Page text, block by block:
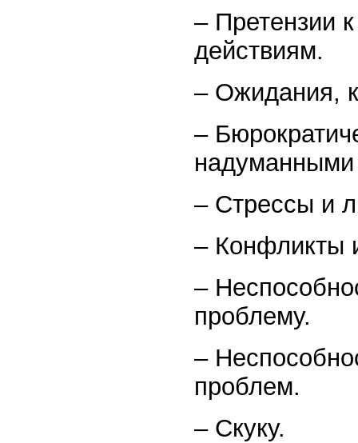
– Претензии
действиям.
– Ожидания,
–
– Стрессы и
– Конфликты
–
проблему.
–
проблем.
– Скуку.